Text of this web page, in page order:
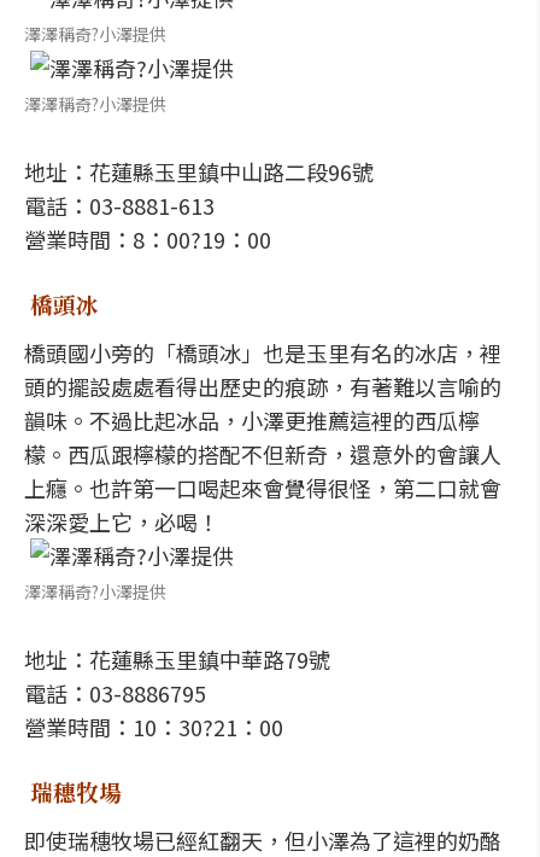
澤澤稱奇?小澤提供
澤澤稱奇?小澤提供
地址：花蓮縣玉里鎮中山路二段96號
電話：03-8881-613
營業時間：8：00?19：00
橋頭冰
橋頭國小旁的「橋頭冰」也是玉里有名的冰店，裡
頭的擺設處處看得出歷史的痕跡，有著難以言喻的
韻味。不過比起冰品，小澤更推薦這裡的西瓜檸
檬。西瓜跟檸檬的搭配不但新奇，還意外的會讓人
上癮。也許第一口喝起來會覺得很怪，第二口就會
深深愛上它，必喝！
澤澤稱奇?小澤提供
地址：花蓮縣玉里鎮中華路79號
電話：03-8886795
營業時間：10：30?21：00
瑞穗牧場
即使瑞穗牧場已經紅翻天，但小澤為了這裡的奶酪